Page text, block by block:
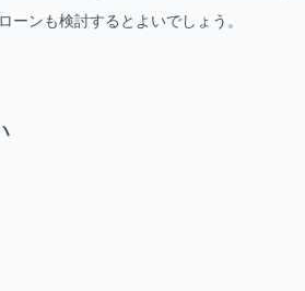
ンも検討するとよいでしょう。